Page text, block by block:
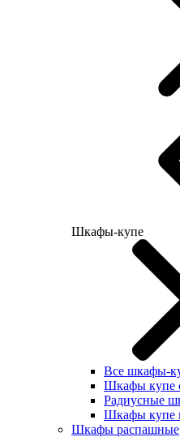
Шкафы-купе
Все шкафы-
Шкафы купе
Радиусные
Шкафы купе
Шкафы распашные